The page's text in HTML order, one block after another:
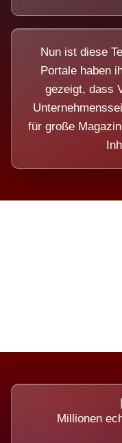
Nun ist diese
Portale haben
gezeigt, dass
für große
Millionen